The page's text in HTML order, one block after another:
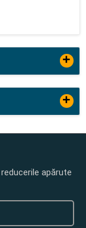
+
+
apărute